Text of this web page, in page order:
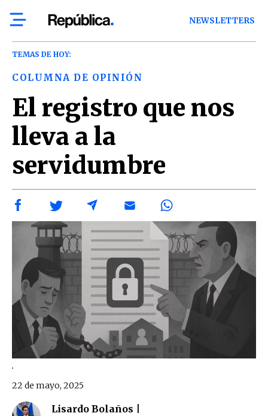
NEWSLETTERS
TEMAS DE HOY:
COLUMNA DE OPINIÓN
El registro que nos
lleva a la
servidumbre
.
Lisardo Bolaños |
22 de mayo, 2025